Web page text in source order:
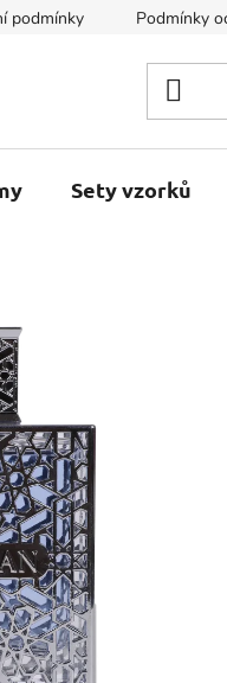
podmínky Podmínky
Sety vzorků